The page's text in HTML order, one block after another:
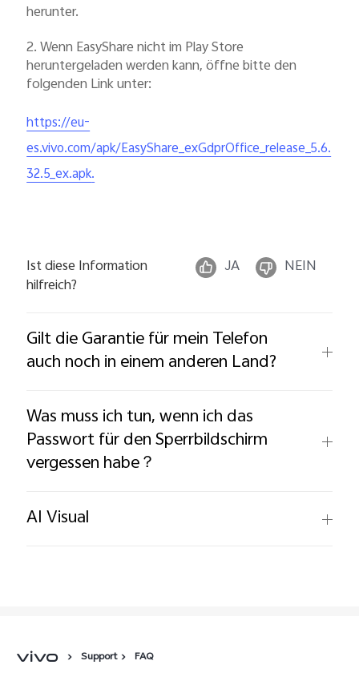
herunter.
2. Wenn EasyShare nicht im Play Store
heruntergeladen werden kann, öffne bitte den
folgenden Link unter:
https://eu-
es.vivo.com/apk/EasyShare_exGdprOffice_release_5.6.
32.5_ex.apk.
Ist diese Information
hilfreich?
JA NEIN
Gilt die Garantie für mein Telefon
auch noch in einem anderen Land?
Was muss ich tun, wenn ich das
Passwort für den Sperrbildschirm
vergessen habe？
AI Visual
Support FAQ